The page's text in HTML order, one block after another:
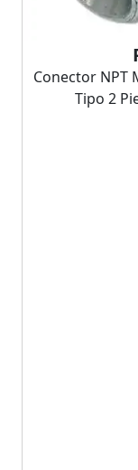
Conector NPT
Tipo 2